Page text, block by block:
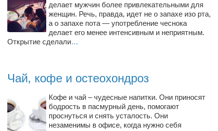
Евгений Касьяненко
Сергей Коноз
Денис Федченко
Alfom Studio
Писатели
Поэты
делает мужчин более привлекательными для
женщин. Речь, правда, идет не о запахе изо рта,
а о запахе пота — употребление чеснока
делает его менее интенсивным и неприятным.
Открытие сделали…
Чай, кофе и остеохондроз
Кофе и чай – чудесные напитки. Они приносят
бодрость в пасмурный день, помогают
проснуться и снять усталость. Они
незаменимы в офисе, когда нужно себя